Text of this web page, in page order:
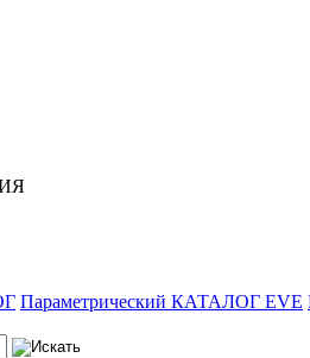
Параметрический КАТАЛОГ EVE